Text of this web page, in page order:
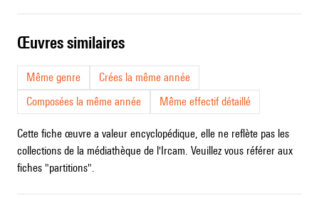
œuvres similaires
Même genre
Crées la même année
Composées la même année
Même effectif détaillé
Cette fiche œuvre a valeur encyclopédique, elle ne reflète pas les
collections de la médiathèque de l'Ircam. Veuillez vous référer aux
fiches "partitions".